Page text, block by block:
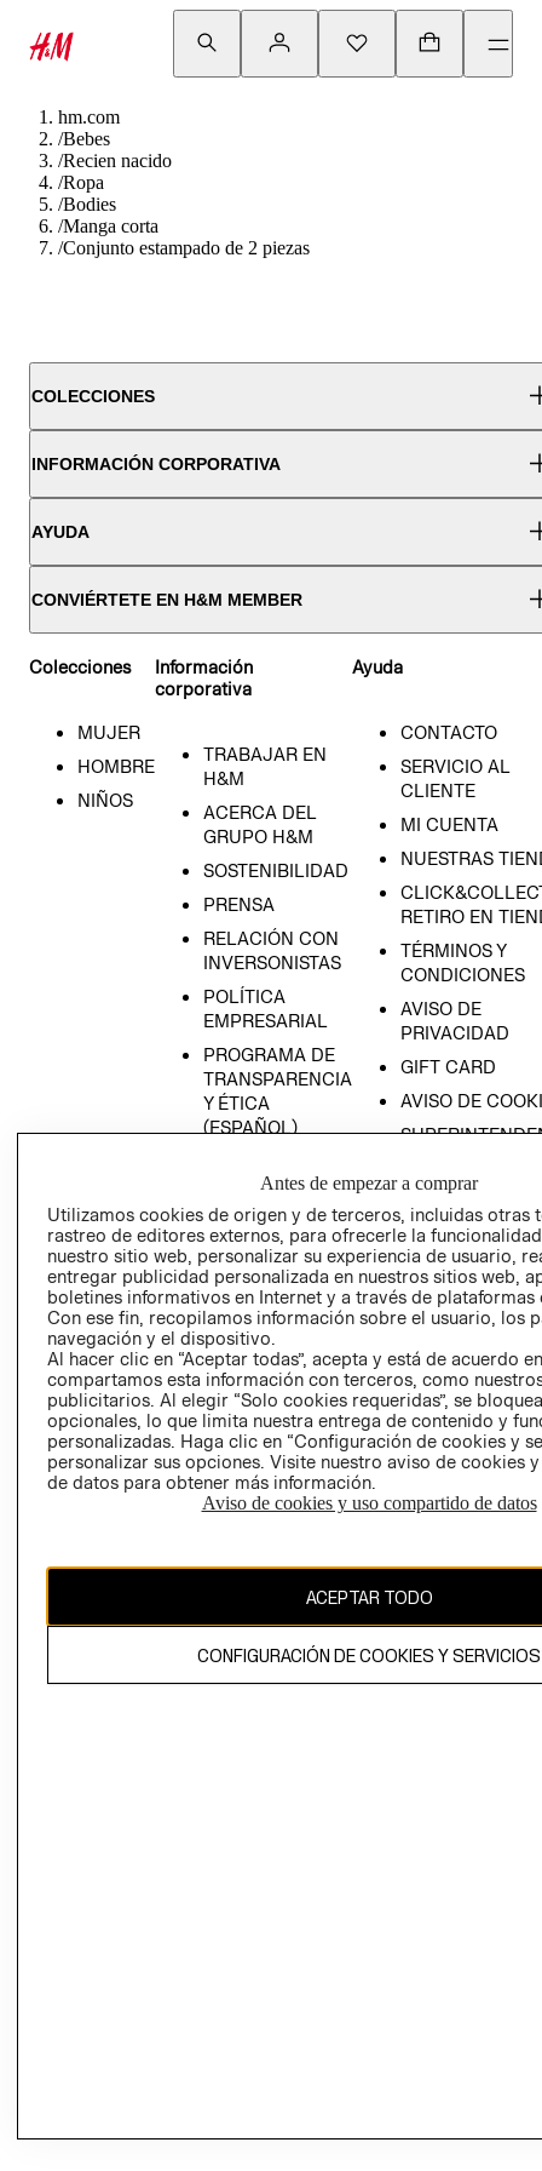
hm.com
/Bebes
/Recien nacido
/Ropa
/Bodies
/Manga corta
/Conjunto estampado de 2 piezas
COLECCIONES
INFORMACIÓN CORPORATIVA
AYUDA
CONVIÉRTETE EN H&M MEMBER
Colecciones
MUJER
HOMBRE
NIÑOS
Información
corporativa
TRABAJAR EN
H&M
ACERCA DEL
GRUPO H&M
SOSTENIBILIDAD
PRENSA
RELACIÓN CON
INVERSONISTAS
POLÍTICA
EMPRESARIAL
PROGRAMA DE
TRANSPARENCIA
Y ÉTICA
(ESPAÑOL)
TRANSPARENCIA
Y ÉTICA (INGLÉS)
Ayuda
CONTACTO
SERVICIO AL
CLIENTE
MI CUENTA
NUESTRAS
RETIRO EN
TÉRMINOS Y
CONDICIONES
AVISO DE
PRIVACIDAD
GIFT CARD
AVISO DE
COMERCIO - SIC
PETICIONES
QUEJAS Y
RECLAMOS
Colombia ($)
CAMBIAR REGIÓN
propiedad de H&M Hennes & Mauritz AB.
Antes de empezar a comprar
Utilizamos cookies de origen y de terceros, incluidas otras
rastreo de editores externos, para ofrecerle la
nuestro sitio web, personalizar su experiencia de usuario,
entregar publicidad personalizada en nuestros sitios web,
boletines informativos en Internet y a través de plataformas
Con ese fin, recopilamos información sobre el usuario, los
navegación y el dispositivo.
Al hacer clic en “Aceptar todas”, acepta y está de acuerdo
compartamos esta información con terceros, como
publicitarios. Al elegir “Solo cookies requeridas”, se
opcionales, lo que limita nuestra entrega de contenido y
personalizadas. Haga clic en “Configuración de cookies y
personalizar sus opciones. Visite nuestro aviso de cookies
de datos para obtener más información.
Aviso de cookies y uso compartido de datos
ACEPTAR TODO
CONFIGURACIÓN DE COOKIES Y SERVICIOS